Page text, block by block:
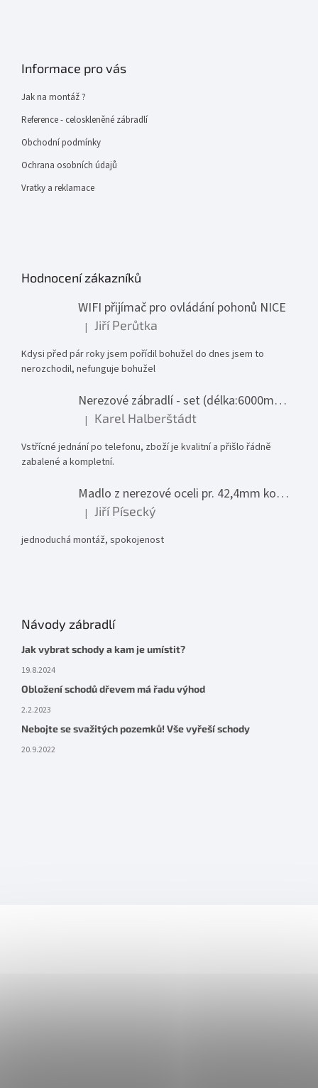
Informace pro vás
Jak na montáž ?
Reference - celoskleněné zábradlí
Obchodní podmínky
Ochrana osobních údajů
Vratky a reklamace
Hodnocení zákazníků
WIFI přijímač pro ovládání pohonů NICE
Hodnocení produktu je 1 z 5 hvězdiček.
| Jiří Perůtka
Kdysi před pár roky jsem pořídil bohužel do dnes jsem to
nerozchodil, nefunguje bohužel
Nerezové zábradlí - set (délka:6000mm x výška:1000mm)
Hodnocení produktu je 5 z 5 hvězdiček.
| Karel Halberštádt
Vstřícné jednání po telefonu, zboží je kvalitní a přišlo řádně
zabalené a kompletní.
Madlo z nerezové oceli pr. 42,4mm komplet - model 0116 - 3000mm
Hodnocení produktu je 5 z 5 hvězdiček.
| Jiří Písecký
jednoduchá montáž, spokojenost
Návody zábradlí
Jak vybrat schody a kam je umístit?
19.8.2024
Obložení schodů dřevem má řadu výhod
2.2.2023
Nebojte se svažitých pozemků! Vše vyřeší schody
20.9.2022